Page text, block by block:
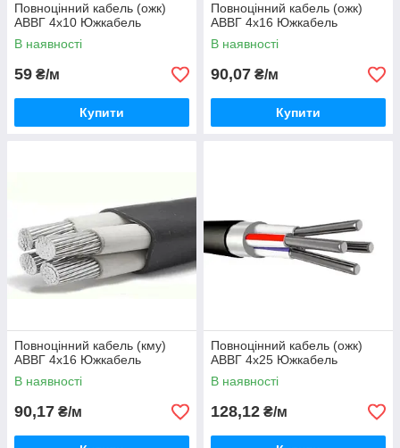
Повноцінний кабель (ожк)
АВВГ 4х10 Южкабель
В наявності
59 ₴/м
Купити
Повноцінний кабель (ожк)
АВВГ 4х16 Южкабель
В наявності
90,07 ₴/м
Купити
Повноцінний кабель (кму)
АВВГ 4х16 Южкабель
В наявності
90,17 ₴/м
Повноцінний кабель (ожк)
АВВГ 4х25 Южкабель
В наявності
128,12 ₴/м